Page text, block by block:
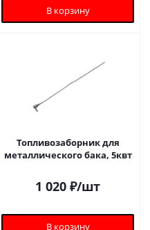
В корзину
Топливозаборник для
металлического бака, 5квт
1 020 ₽/шт
В корзину